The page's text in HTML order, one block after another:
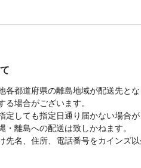
各都道府県の離島地域が配送先と
る場合がございます。
定しても指定日通り届かない場合
・離島への配送は致しかねます。
先名、住所、電話番号をカインズ